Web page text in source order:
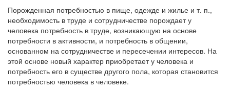
Порожденная потребностью в пище, одежде и жилье и т. п.,
необходимость в труде и сотрудничестве порождает у
человека потребность в труде, возникающую на основе
потребности в активности, и потребность в общении,
основанном на сотрудничестве и пересечении интересов. На
этой основе новый характер приобретает у человека и
потребность его в существе другого пола, которая становится
потребностью человека в человеке.